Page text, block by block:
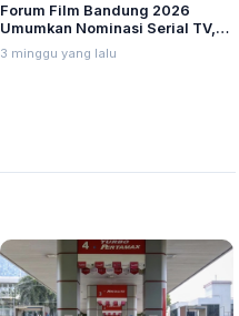
Forum Film Bandung 2026
Umumkan Nominasi Serial TV,
Web Hingga Pemeran Utama
Terpuji
3 minggu yang lalu